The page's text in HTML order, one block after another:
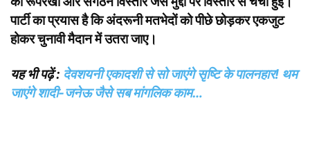
पार्टी का प्रयास है कि अंदरूनी मतभेदों को पीछे छोड़कर एकजुट
होकर चुनावी मैदान में उतरा जाए।
यह भी पढ़ें : देवशयनी एकादशी से सो जाएंगे सृष्टि के पालनहार! थम
जाएंगे शादी-जनेऊ जैसे सब मांगलिक काम…